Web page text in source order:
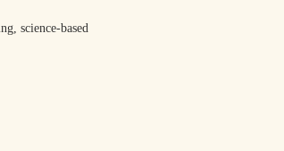
science‑based